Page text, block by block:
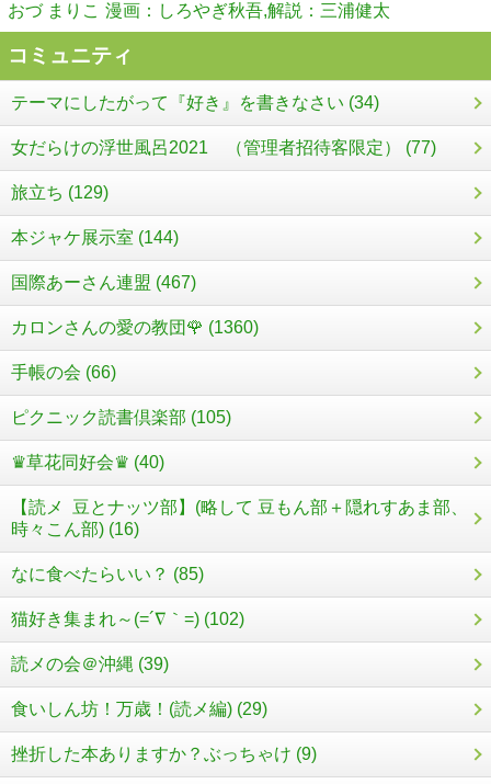
おづ まりこ 漫画：しろやぎ秋吾,解説：三浦健太
コミュニティ
テーマにしたがって『好き』を書きなさい (34)
女だらけの浮世風呂2021 （管理者招待客限定） (77)
旅立ち (129)
本ジャケ展示室 (144)
国際あーさん連盟 (467)
カロンさんの愛の教団🌹 (1360)
手帳の会 (66)
ピクニック読書倶楽部 (105)
♛草花同好会♛ (40)
【読メ 豆とナッツ部】(略して 豆もん部＋隠れすあま部、
時々こん部) (16)
なに食べたらいい？ (85)
猫好き集まれ～(=´∇｀=) (102)
読メの会＠沖縄 (39)
食いしん坊！万歳！(読メ編) (29)
挫折した本ありますか？ぶっちゃけ (9)